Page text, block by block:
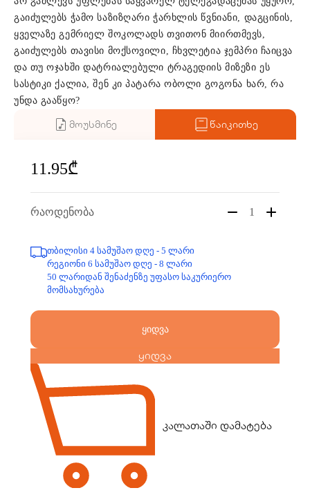
გაიძულებს ჭამო საზიზღარი ჭარხლის წვნიანი, დაგცინის,
ყველაზე გემრიელ შოკოლადს თვითონ მიირთმევს,
გაიძულებს თავისი მოქსოვილი, ჩხვლეტია ჯემპრი ჩაიცვა
და თუ ოჯახში დატრიალებული ტრაგედიის მიზეზი ეს
სასტიკი ქალია, შენ კი პატარა ობოლი გოგონა ხარ, რა
უნდა გააწყო?
მოუსმინე წაიკითხე
11.95₾
რაოდენობა 1
თბილისი 4 სამუშაო დღე - 5 ლარი
რეგიონი 6 სამუშაო დღე - 8 ლარი
50 ლარიდან შენაძენზე უფასო საკურიერო
მომსახურება
ყიდვა
ყიდვა
კალათაში დამატება